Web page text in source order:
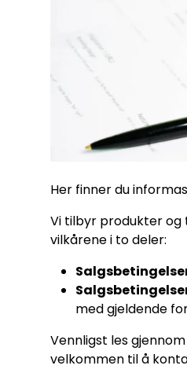
Her finner du
Vi tilbyr produkter
vilkårene i to deler:
med gjeldende
Vennligst les
velkommen til å